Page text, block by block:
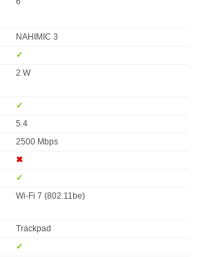
NAHIMIC 3
✓︎
2 W
✓︎
5.4
2500 Mbps
✖︎
✓︎
Wi-Fi 7 (802.11be)
Trackpad
✓︎